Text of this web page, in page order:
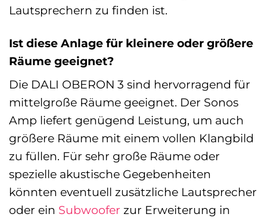
Lautsprechern zu finden ist.
Ist diese Anlage für kleinere oder größere
Räume geeignet?
Die DALI OBERON 3 sind hervorragend für
mittelgroße Räume geeignet. Der Sonos
Amp liefert genügend Leistung, um auch
größere Räume mit einem vollen Klangbild
zu füllen. Für sehr große Räume oder
spezielle akustische Gegebenheiten
könnten eventuell zusätzliche Lautsprecher
oder ein Subwoofer zur Erweiterung in